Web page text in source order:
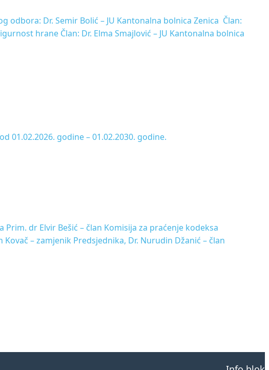
Dr. Semir Bolić – JU Kantonalna bolnica Zenica Član:
hrane Član: Dr. Elma Smajlović – JU Kantonalna bolnica
01.02.2026. godine – 01.02.2030. godine.
dr Elvir Bešić – član Komisija za praćenje kodeksa
– zamjenik Predsjednika, Dr. Nurudin Džanić – član